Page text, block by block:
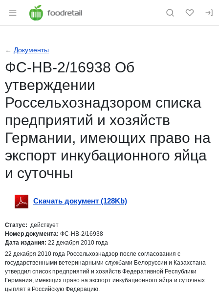
Раздел навигации по сайту
← Документы
ФС-НВ-2/16938 Об
утверждении
Россельхознадзором списка
предприятий и хозяйств
Германии, имеющих право на
экспорт инкубационного яйца
и суточны
Скачать документ (128Kb)
Статус: действует
Номер документа: ФС-НВ-2/16938
Дата издания: 22 декабря 2010 года
22 декабря 2010 года Россельхознадзор после согласования с
государственными ветеринарными службами Белоруссии и Казахстана
утвердил список предприятий и хозяйств Федеративной Республики
Германия, имеющих право на экспорт инкубационного яйца и суточных
цыплят в Российскую Федерацию.